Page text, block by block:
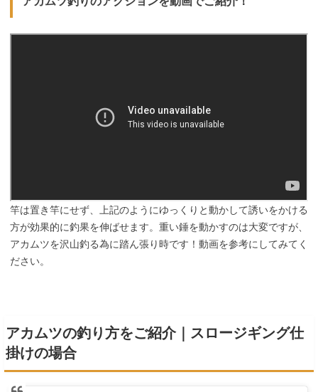
竿は置き竿にせず、上記のようにゆっくりと動かして誘いをかける
方が効果的に釣果を伸ばせます。重い錘を動かすのは大変ですが、
アカムツを沢山釣る為に踏ん張り時です！動画を参考にしてみてく
ださい。
アカムツの釣り方をご紹介｜スロージギング仕
掛けの場合